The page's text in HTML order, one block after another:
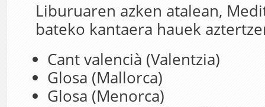
Liburuaren azken atalean,
bateko kantaera hauek
Cant valencià (Valentzia)
Glosa (Mallorca)
Glosa (Menorca)